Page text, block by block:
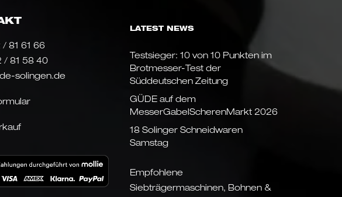
/ 81 61 66
/ 81 58 40
solingen.de
LATEST NEWS
Testsieger: 10 von 10 Punkten im
Brotmesser-Test der
Süddeutschen Zeitung
GÜDE auf dem
MesserGabelScherenMarkt 2026
18 Solinger Schneidwaren
Samstag
Empfohlene
Siebträgermaschinen, Bohnen &